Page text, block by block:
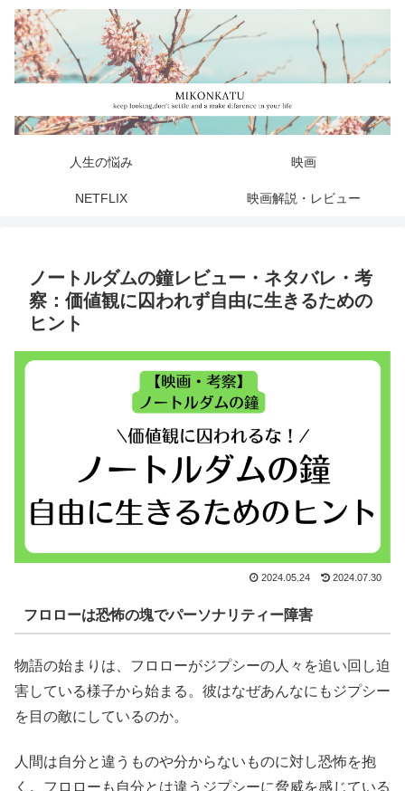
人生の悩み 映画
NETFLIX 映画解説・レビュー
ノートルダムの鐘レビュー・ネタバレ・考
察：価値観に囚われず自由に生きるための
ヒント
2024.05.24 2024.07.30
フロローは恐怖の塊でパーソナリティー障害
物語の始まりは、フロローがジプシーの人々を追い回し迫
害している様子から始まる。彼はなぜあんなにもジプシー
を目の敵にしているのか。
人間は自分と違うものや分からないものに対し恐怖を抱
く。フロローも自分とは違うジプシーに脅威を感じている